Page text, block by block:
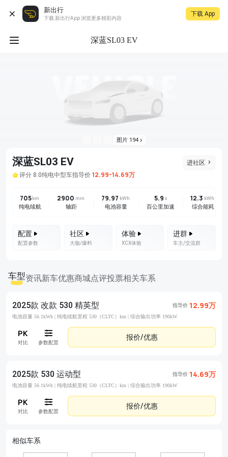
新出行
下载 新出行App 浏览更多精彩内容
下载 App
深蓝SL03 EV
图片 194
进社区
深蓝SL03 EV
评分 8.0纯电中型车指导价 12.99-14.69万
705km
纯电续航
2900 mm
轴距
79.97 kWh
电池容量
5.9 s
百公里加速
12.3 kWh
综合能耗
配置
配置参数
社区
大咖/爆料
体验
XCX体验
进群
车主/交流群
车型资讯新车优惠商城点评投票相关车系
2025款 改款 530 精英型 指导价 12.99万
电池容量 56.1kWh | 纯电续航里程 530（CLTC）km | 综合输出功率 190kW
对比 参数配置
报价/优惠
2025款 530 运动型 指导价 14.69万
电池容量 56.1kWh | 纯电续航里程 530（CLTC）km | 综合输出功率 190kW
对比 参数配置
报价/优惠
相似车系